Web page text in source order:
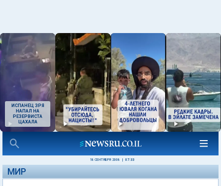
ИСПАНЕЦ ЗРЯ
НАПАЛ НА
РЕЗЕРВИСТА
ЦАХАЛА
18 СЕНТЯБРЯ 2008 07:33
МИР